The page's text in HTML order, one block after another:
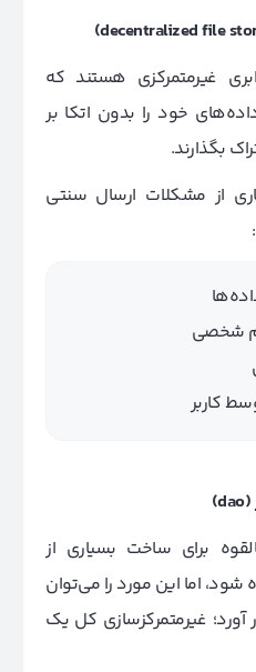
غیرمتمرکزی هستند که
خود را بدون اتکا بر
بگذارند.
از مشکلات ارسال سنتی
شخصی
کاربر
(dao)
برای ساخت بسیاری از
شود، اما این مورد را می‌توان
آورد؛ غیرمتمرکزسازی کل یک